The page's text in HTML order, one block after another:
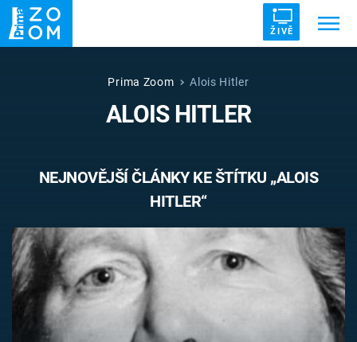
ŽIVĚ
UFO DRUHÁ SVĚTOVÁ VÁLKA
VETŘELCI DÁVNOVĚKU
Témata
Pořady
TV Program
Prima Zoom Alois Hitler
ALOIS HITLER
NEJNOVĚJŠÍ ČLÁNKY KE ŠTÍTKU „ALOIS
HITLER“